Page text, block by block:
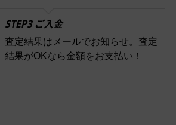
STEP3 ご入金
査定結果はメールでお知らせ。査定
結果がOKなら金額をお支払い！